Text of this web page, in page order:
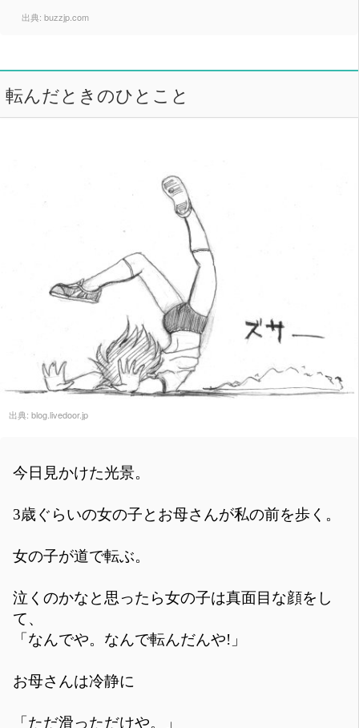
出典: buzzjp.com
転んだときのひとこと
出典: blog.livedoor.jp
今日見かけた光景。
3歳ぐらいの女の子とお母さんが私の前を歩く。
女の子が道で転ぶ。
泣くのかなと思ったら女の子は真面目な顔をし
て、
「なんでや。なんで転んだんや!」
お母さんは冷静に
「ただ滑っただけや。」